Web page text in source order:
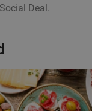
Deal.